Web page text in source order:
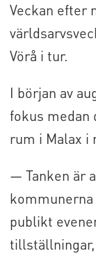
Veckan efter
Vörå i tur.
I början av
fokus medan
rum i Malax i
— Tanken är
publikt